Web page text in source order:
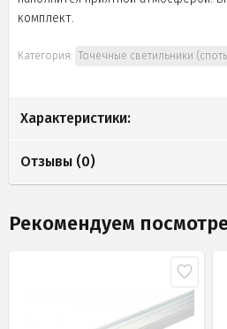
комплект.
Категория: Точечные светильники
Характеристики:
Отзывы (0)
Рекомендуем